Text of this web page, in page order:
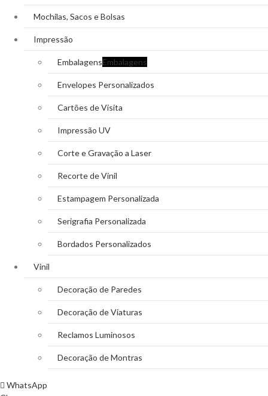
Mochilas, Sacos e Bolsas
Impressão
EmbalagensEmbalagens
Envelopes Personalizados
Cartões de Visita
Impressão UV
Corte e Gravação a Laser
Recorte de Vinil
Estampagem Personalizada
Serigrafia Personalizada
Bordados Personalizados
Vinil
Decoração de Paredes
Decoração de Viaturas
Reclamos Luminosos
Decoração de Montras
WhatsApp